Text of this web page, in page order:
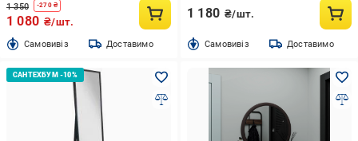
1 350 -270₴
1 080 ₴/шт.
Cамовивіз Доставимо
1 180 ₴/шт.
Cамовивіз Доставимо